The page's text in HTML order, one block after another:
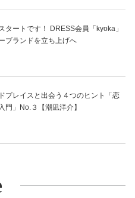
タートです！ DRESS会員「kyoka」
ブランドを立ち上げへ
プレイスと出会う４つのヒント「恋
門」No.３【潮凪洋介】